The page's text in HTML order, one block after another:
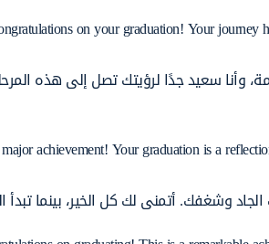
on your graduation! Your
وأنا سعيد جدًا لرؤيتك تصل إلى هذه
major achievement! Your graduation is a
وشغفك. أتمنى لك كل الخير، بينما